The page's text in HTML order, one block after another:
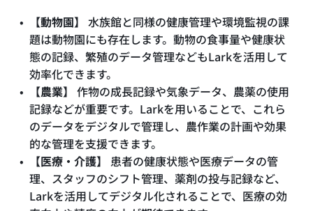
【動物園】 水族館と同様の健康管理や環境監視の課
題は動物園にも存在します。動物の食事量や健康状
態の記録、繁殖のデータ管理などもLarkを活用して
効率化できます。
【農業】 作物の成長記録や気象データ、農薬の使用
記録などが重要です。Larkを用いることで、これら
のデータをデジタルで管理し、農作業の計画や効果
的な管理を支援できます。
【医療・介護】
患者の健康状態や医療データの管
理、スタッフのシフト管理、薬剤の投与記録など、
Larkを活用してデジタル化されることで、医療の効